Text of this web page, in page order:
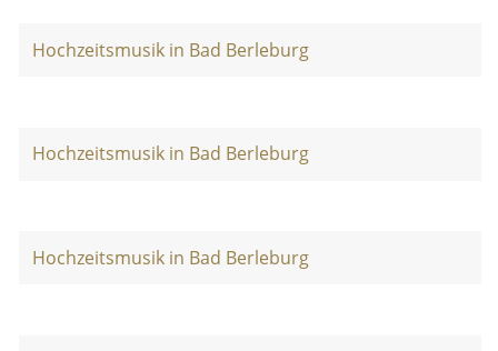
Hochzeitsmusik in Bad Berleburg
Hochzeitsmusik in Bad Berleburg
Hochzeitsmusik in Bad Berleburg